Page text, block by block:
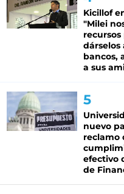
Kicillof
"Milei
recursos
dárselos
bancos,
a sus
nuevo
reclamo
efectivo
de